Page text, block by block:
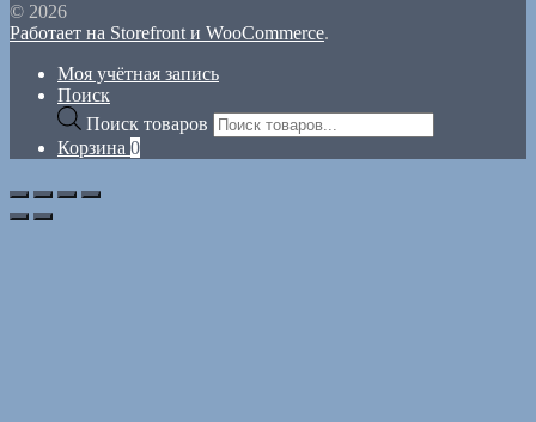
© 2026
Работает на Storefront и WooCommerce.
Моя учётная запись
Поиск
Поиск товаров
Корзина 0